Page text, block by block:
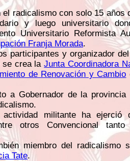
radicalismo con solo 15 años
y luego universitario
Universitario Reformista
Franja Morada.
participantes y organizador
se crea laJunta Coordinadora
de Renovación y Cambio
a Gobernador de la
militante ha ejerció
otros Convencional tanto
miembro del radicalismo
Tate.